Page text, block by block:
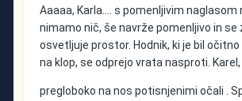
Aaaaa, Karla.... s pomenljivim
nimamo nič, še navrže pomenljivo in
osvetljuje prostor. Hodnik, ki je bil
na klop, se odprejo vrata nasproti.
pregloboko na nos potisnjenimi očali .